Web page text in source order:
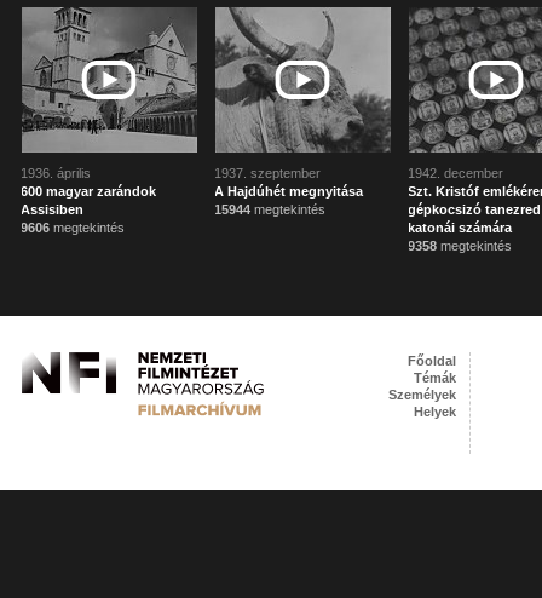
1936. április
600 magyar zarándok
Assisiben
9606 megtekintés
1937. szeptember
A Hajdúhét megnyitása
15944 megtekintés
1942. december
Szt. Kristóf
gépkocsizó tanezred
katonái számára
9358 megtekintés
Főoldal
Témák
Személyek
Helyek